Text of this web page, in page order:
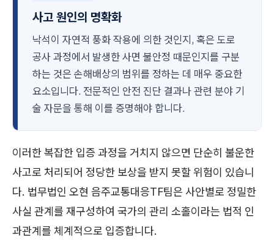
사고 원인의 명확화
낙석이 자연적 풍화 작용에 의한 것인지, 혹은 도로
공사 과정에서 발생한 사면 불안정 때문인지를 구분
하는 것은 손해배상의 범위를 정하는 데 매우 중요한
요소입니다. 전문적인 안전 진단 결과나 관련 분야 기
술 자문을 통해 이를 증명해야 합니다.
이러한 복잡한 입증 과정을 거치지 않으면 단순히 불운한
사고로 처리되어 정당한 보상을 받지 못할 위험이 있습니
다. 법무법인 오현 음주교통대응TF팀은 사안별로 정밀한
사실 관계를 재구성하여 국가의 관리 소홀이라는 법적 인
과관계를 체계적으로 입증합니다.